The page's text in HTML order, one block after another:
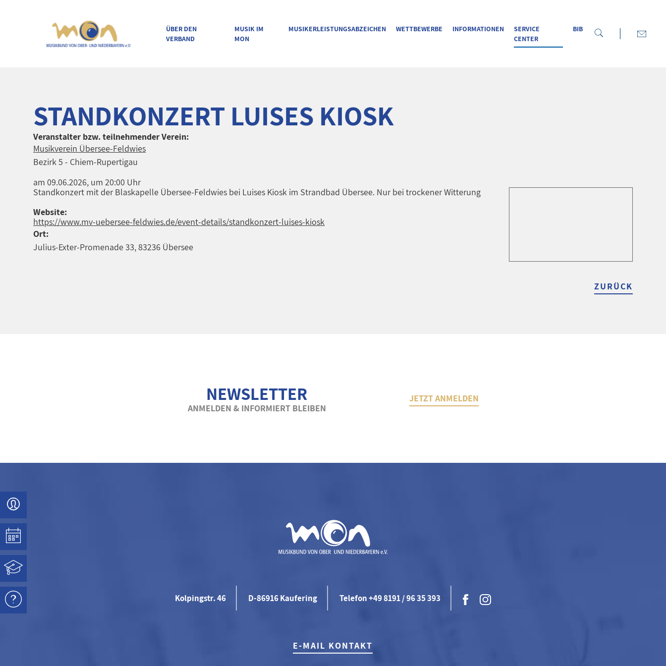
ÜBER DEN
VERBAND
MUSIK IM
MON
MUSIKERLEISTUNGSABZEICHEN WETTBEWERBE INFORMATIONEN
SERVICE
CENTER
BIB
STANDKONZERT LUISES KIOSK
Veranstalter bzw. teilnehmender Verein:
Musikverein Übersee-Feldwies
Bezirk 5 - Chiem-Rupertigau
am 09.06.2026, um 20:00 Uhr
Standkonzert mit der Blaskapelle Übersee-Feldwies bei Luises Kiosk im Strandbad Übersee. Nur bei trockener Witterung
Website:
https://www.mv-uebersee-feldwies.de/event-details/standkonzert-luises-kiosk
Ort:
Julius-Exter-Promenade 33, 83236 Übersee
ZURÜCK
NEWSLETTER
ANMELDEN & INFORMIERT BLEIBEN
JETZT ANMELDEN
Kolpingstr. 46 D-86916 Kaufering Telefon +49 8191 / 96 35 393
E-MAIL KONTAKT